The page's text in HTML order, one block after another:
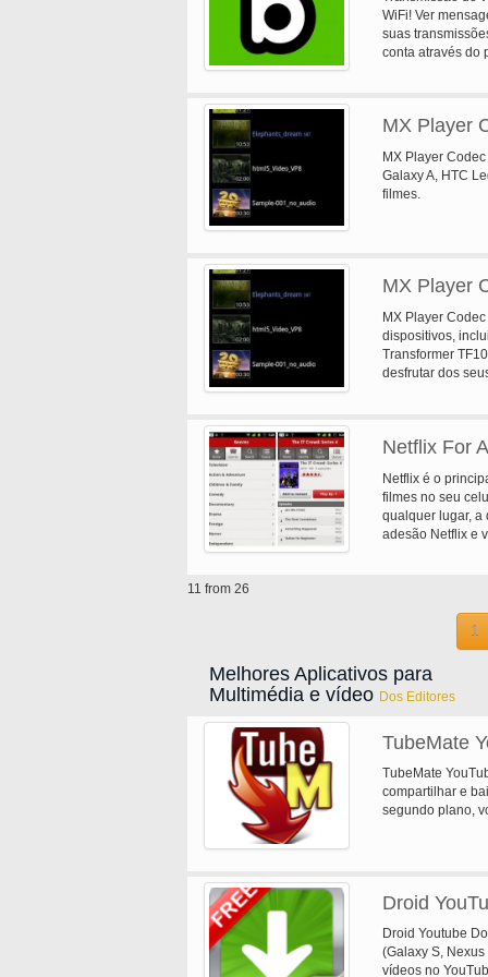
WiFi! Ver
suas
conta através do
MX Player
MX Player
Galaxy A, HTC
filmes.
MX Player
MX Player
dispositivos,
Transformer
desfrutar dos
para fazê-lo.
Netflix For
Netflix é o
filmes no seu
qualquer lugar, a
adesão Netflix e
11 from 26
1
Melhores Aplicativos para
Multimédia e vídeo Dos Editores
TubeMate
TubeMate
compartilhar e
segundo plano,
Droid
Droid Youtube
(Galaxy S,
vídeos no